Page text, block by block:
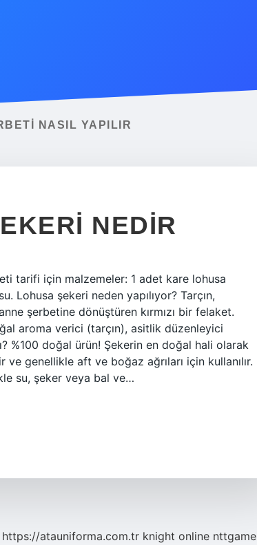
NASIL YAPILIR
NEDIR
tarifi için malzemeler: 1 adet kare lohusa
Lohusa şekeri neden yapılıyor? Tarçın,
şerbetine dönüştüren kırmızı bir felaket.
aroma verici (tarçın), asitlik düzenleyici
%100 doğal ürün! Şekerin en doğal hali olarak
ve genellikle aft ve boğaz ağrıları için kullanılır.
su, şeker veya bal ve…
https://atauniforma.com.tr knight online nttgame